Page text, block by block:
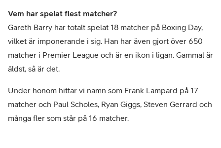
Vem har spelat flest matcher?
Gareth Barry har totalt spelat 18 matcher på Boxing Day,
vilket är imponerande i sig. Han har även gjort över 650
matcher i Premier League och är en ikon i ligan. Gammal är
äldst, så är det.
Under honom hittar vi namn som Frank Lampard på 17
matcher och Paul Scholes, Ryan Giggs, Steven Gerrard och
många fler som står på 16 matcher.